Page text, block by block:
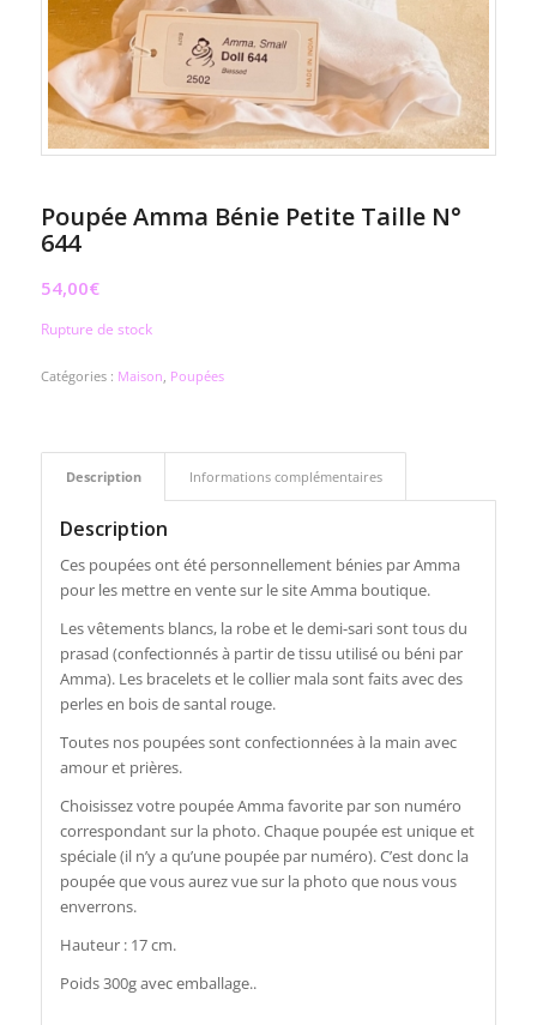
Poupée Amma Bénie Petite Taille N°
644
54,00€
Rupture de stock
Catégories : Maison, Poupées
Description Informations complémentaires
Description
Ces poupées ont été personnellement bénies par Amma
pour les mettre en vente sur le site Amma boutique.
Les vêtements blancs, la robe et le demi-sari sont tous du
prasad (confectionnés à partir de tissu utilisé ou béni par
Amma). Les bracelets et le collier mala sont faits avec des
perles en bois de santal rouge.
Toutes nos poupées sont confectionnées à la main avec
amour et prières.
Choisissez votre poupée Amma favorite par son numéro
correspondant sur la photo. Chaque poupée est unique et
spéciale (il n’y a qu’une poupée par numéro). C’est donc la
poupée que vous aurez vue sur la photo que nous vous
enverrons.
Hauteur : 17 cm.
Poids 300g avec emballage..